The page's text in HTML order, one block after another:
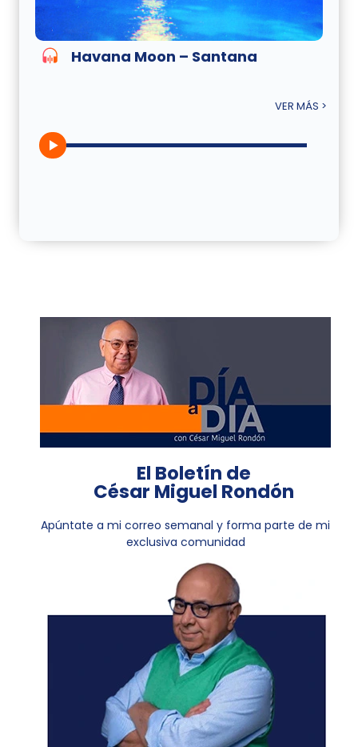
Havana Moon – Santana
VER MÁS >
El Boletín de
César Miguel Rondón
Apúntate a mi correo semanal y forma parte de mi
exclusiva comunidad